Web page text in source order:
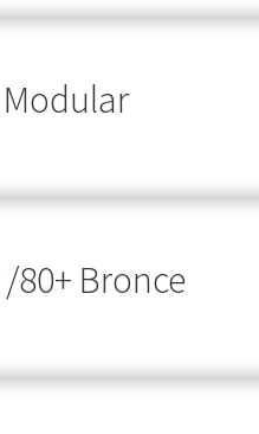
Modular
80+ Bronce